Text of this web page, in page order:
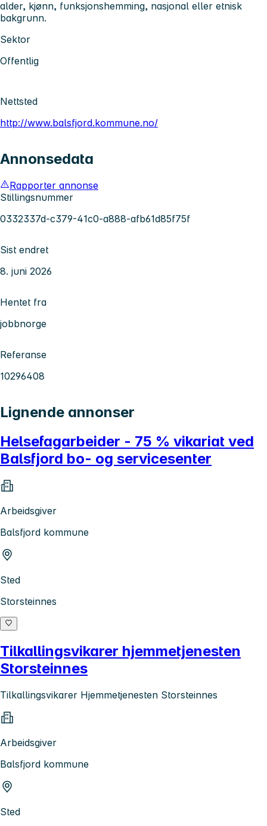
alder, kjønn, funksjonshemming, nasjonal eller etnisk
bakgrunn.
Sektor
Offentlig
Nettsted
http://www.balsfjord.kommune.no/
Annonsedata
Rapporter annonse
Stillingsnummer
0332337d-c379-41c0-a888-afb61d85f75f
Sist endret
8. juni 2026
Hentet fra
jobbnorge
Referanse
10296408
Lignende annonser
Helsefagarbeider - 75 % vikariat ved
Balsfjord bo- og servicesenter
Arbeidsgiver
Balsfjord kommune
Sted
Storsteinnes
Tilkallingsvikarer hjemmetjenesten
Storsteinnes
Tilkallingsvikarer Hjemmetjenesten Storsteinnes
Arbeidsgiver
Balsfjord kommune
Sted